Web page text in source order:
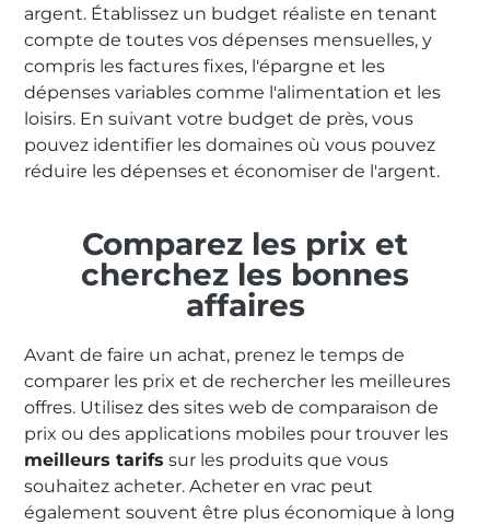
argent. Établissez un budget réaliste en tenant
compte de toutes vos dépenses mensuelles, y
compris les factures fixes, l'épargne et les
dépenses variables comme l'alimentation et les
loisirs. En suivant votre budget de près, vous
pouvez identifier les domaines où vous pouvez
réduire les dépenses et économiser de l'argent.
Comparez les prix et
cherchez les bonnes
affaires
Avant de faire un achat, prenez le temps de
comparer les prix et de rechercher les meilleures
offres. Utilisez des sites web de comparaison de
prix ou des applications mobiles pour trouver les
meilleurs tarifs sur les produits que vous
souhaitez acheter. Acheter en vrac peut
également souvent être plus économique à long